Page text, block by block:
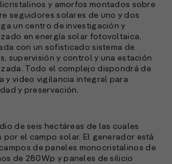
y amorfos montados sobre
seguidores solares de uno y dos
un centro de investigación y
en energía solar fotovoltaica.
con un sofisticado sistema de
supervisión y control y una estación
Todo el complejo dispondrá de
y video vigilancia integral para
y preservación.
de seis hectáreas de las cuales
el campo solar. El generador está
de paneles monocristalinos de
de 280Wp y paneles de silicio